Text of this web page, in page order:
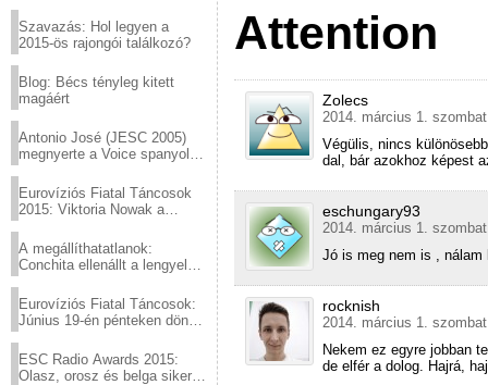
Szavazás: Hol legyen a
2015-ös rajongói találkozó?
Blog: Bécs tényleg kitett
magáért
Antonio José (JESC 2005)
megnyerte a Voice spanyol
Eurovíziós Fiatal Táncosok
2015: Viktoria Nowak a
A megállíthatatlanok:
Conchita ellenállt a lengyel
Eurovíziós Fiatal Táncosok:
Június 19-én pénteken döntő
ESC Radio Awards 2015:
Olasz, orosz és belga siker,
Attention
Zolecs
2014. március 1.
Végülis, nincs
dal, bár azokhoz képest
eschungary93
2014. március 1.
Jó is meg nem is ,
rocknish
2014. március 1.
Nekem ez egyre jobban
de elfér a dolog. Hajrá,